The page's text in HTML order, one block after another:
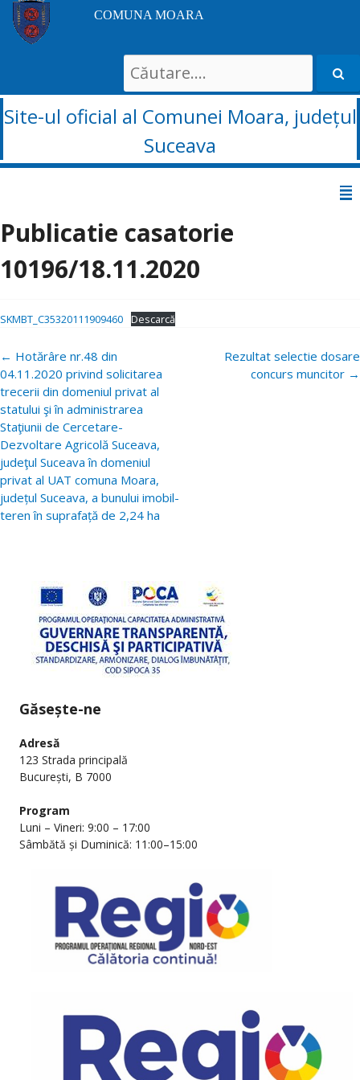
COMUNA MOARA
Search
for:
Site-ul oficial al Comunei Moara, județul
Suceava
conținut
Publicatie casatorie
10196/18.11.2020
SKMBT_C35320111909460 Descarcă
Navigare
postări
← Hotărâre nr.48 din
04.11.2020 privind solicitarea
trecerii din domeniul privat al
statului şi în administrarea
Staţiunii de Cercetare-
Dezvoltare Agricolă Suceava,
judeţul Suceava în domeniul
privat al UAT comuna Moara,
județul Suceava, a bunului imobil-
teren în suprafață de 2,24 ha
Rezultat selectie dosare
concurs muncitor →
Găsește-ne
Adresă
123 Strada principală
București, B 7000
Program
Luni – Vineri: 9:00 – 17:00
Sâmbătă și Duminică: 11:00–15:00